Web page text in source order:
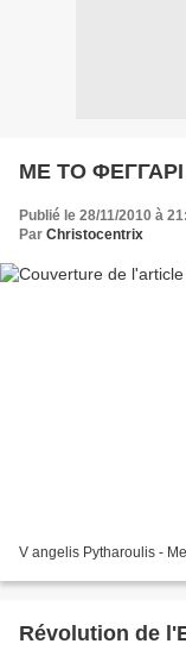
ΜΕ ΤΟ
Publié le 28/11/2010 à
Par Christocentrix
V angelis Pytharoulis -
Révolution de